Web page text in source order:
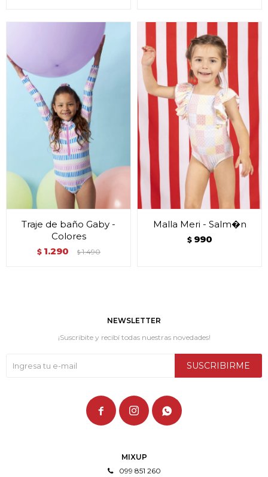
Traje de baño Gaby -
Colores
$ 1.290 $ 1.490
Malla Meri - Salm�n
$ 990
MIXUP
099 851 260
NEWSLETTER
¡Suscribite y recibí todas nuestras novedades!
SUSCRIBIRME
  